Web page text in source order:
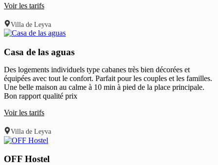
Voir les tarifs
Villa de Leyva
Casa de las aguas
Des logements individuels type cabanes très bien décorées et
équipées avec tout le confort. Parfait pour les couples et les familles.
Une belle maison au calme à 10 min à pied de la place principale.
Bon rapport qualité prix
Voir les tarifs
Villa de Leyva
OFF Hostel